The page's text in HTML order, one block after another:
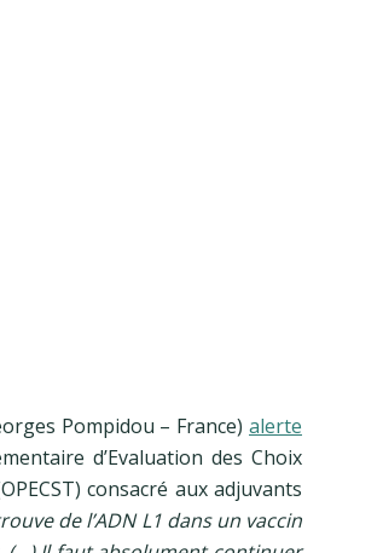
Pompidou – France) alerte
d’Evaluation des Choix
consacré aux adjuvants
de l’ADN L1 dans un vaccin